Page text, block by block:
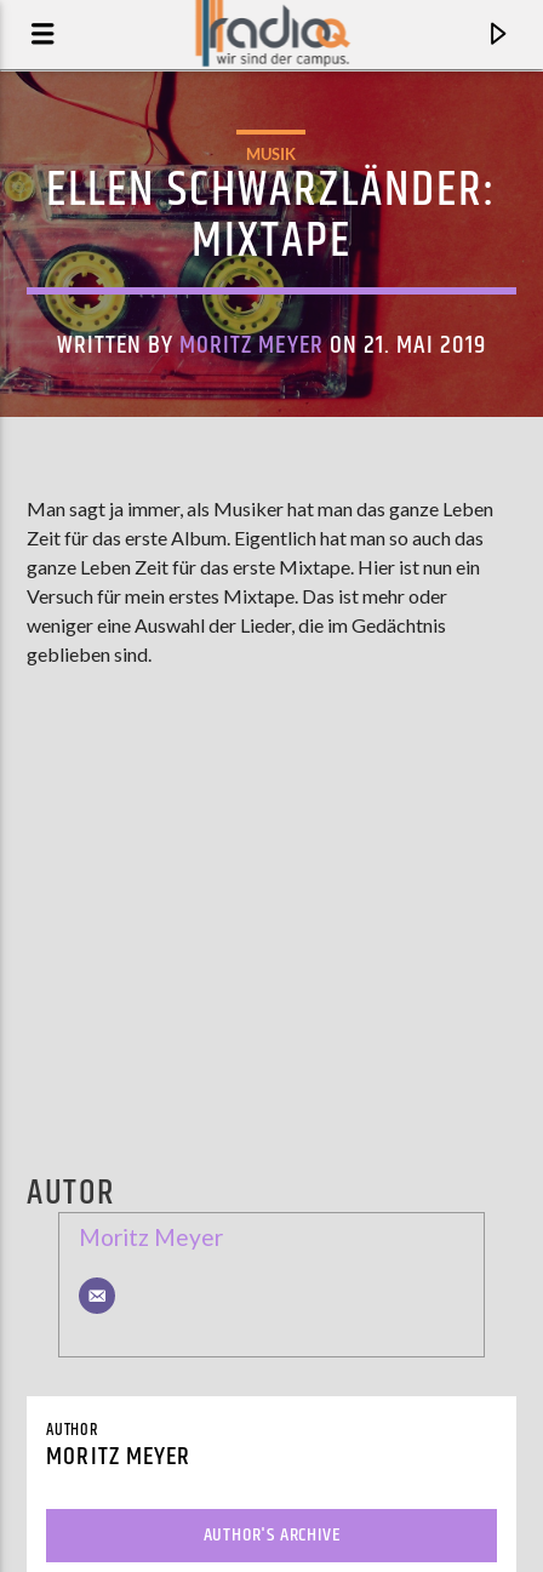
DEF PACTS
OF MONTREAL
AKTUELLE SENDUNG
MOEBIUS
MUSIK
ELLEN SCHWARZLÄNDER:
MIXTAPE
WRITTEN BYMORITZ MEYERON 21. MAI 2019
Man sagt ja immer, als Musiker hat man das ganze Leben
Zeit für das erste Album. Eigentlich hat man so auch das
ganze Leben Zeit für das erste Mixtape. Hier ist nun ein
Versuch für mein erstes Mixtape. Das ist mehr oder
weniger eine Auswahl der Lieder, die im Gedächtnis
geblieben sind.
AUTOR
Moritz Meyer
AUTHOR
MORITZ MEYER
AUTHOR'S ARCHIVE